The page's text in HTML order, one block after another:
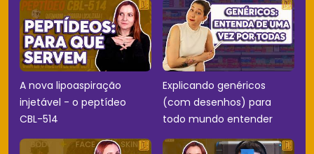
A nova lipoaspiração
injetável - o peptídeo
CBL-514
Explicando genéricos
(com desenhos) para
todo mundo entender